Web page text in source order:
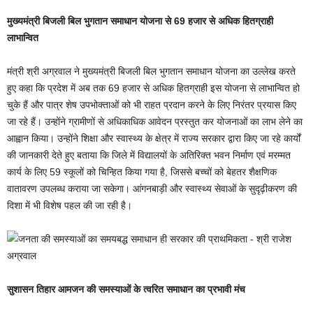
मुख्यमंत्री बिजली बिल भुगतान समाधान योजना से 69 हजार से अधिक हितग्राही
लाभान्वित
मंत्री श्री अग्रवाल ने मुख्यमंत्री बिजली बिल भुगतान समाधान योजना का उल्लेख करते
हुए कहा कि प्रदेश में अब तक 69 हजार से अधिक हितग्राही इस योजना से लाभान्वित हो
चुके हैं और पात्र शेष उपभोक्ताओं को भी राहत प्रदान करने के लिए निरंतर प्रयास किए
जा रहे हैं। उन्होंने ग्रामीणों से अधिकाधिक आवेदन प्रस्तुत कर योजनाओं का लाभ लेने का
आह्वान किया। उन्होंने शिक्षा और स्वास्थ्य के क्षेत्र में राज्य सरकार द्वारा किए जा रहे कार्यों
की जानकारी देते हुए बताया कि जिले में विद्यालयों के अतिरिक्त भवन निर्माण एवं मरम्मत
कार्य के लिए 59 स्कूलों को चिन्हित किया गया है, जिससे बच्चों को बेहतर शैक्षणिक
वातावरण उपलब्ध कराया जा सकेगा। आंगनबाड़ी और स्वास्थ्य सेवाओं के सुदृढ़ीकरण की
दिशा में भी विशेष पहल की जा रही है।
सुशासन तिहार आमजन की समस्याओं के त्वरित समाधान का प्रभावी मंच